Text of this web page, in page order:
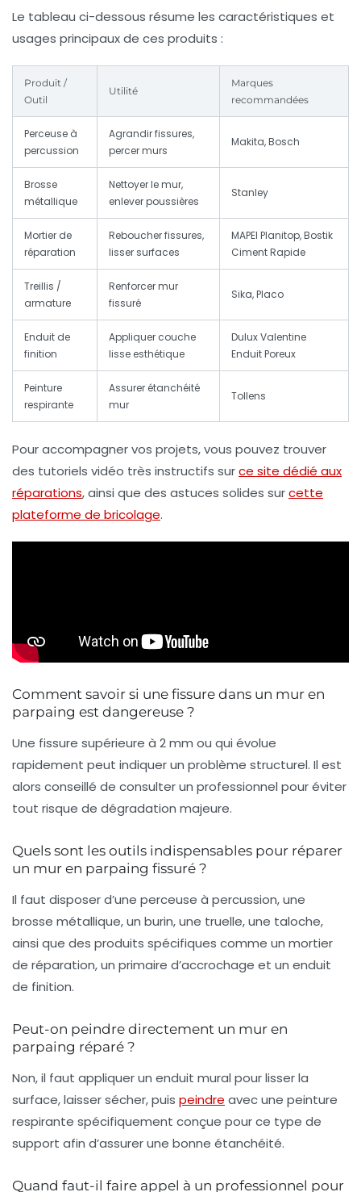
Le tableau ci-dessous résume les caractéristiques et
usages principaux de ces produits :
Produit /
Outil
Utilité
Marques
recommandées
Perceuse à
percussion
Agrandir fissures,
percer murs
Makita, Bosch
Brosse
métallique
Nettoyer le mur,
enlever poussières
Stanley
Mortier de
réparation
Reboucher fissures,
lisser surfaces
MAPEI Planitop, Bostik
Ciment Rapide
Treillis /
armature
Renforcer mur
fissuré
Sika, Placo
Enduit de
finition
Appliquer couche
lisse esthétique
Dulux Valentine
Enduit Poreux
Peinture
respirante
Assurer étanchéité
mur
Tollens
Pour accompagner vos projets, vous pouvez trouver
des tutoriels vidéo très instructifs surce site dédié aux
réparations, ainsi que des astuces solides surcette
plateforme de bricolage.
Comment savoir si une fissure dans un mur en
parpaing est dangereuse ?
Une fissure supérieure à 2 mm ou qui évolue
rapidement peut indiquer un problème structurel. Il est
alors conseillé de consulter un professionnel pour éviter
tout risque de dégradation majeure.
Quels sont les outils indispensables pour réparer
un mur en parpaing fissuré ?
Il faut disposer d’une perceuse à percussion, une
brosse métallique, un burin, une truelle, une taloche,
ainsi que des produits spécifiques comme un mortier
de réparation, un primaire d’accrochage et un enduit
de finition.
Peut-on peindre directement un mur en
parpaing réparé ?
Non, il faut appliquer un enduit mural pour lisser la
surface, laisser sécher, puis peindre avec une peinture
respirante spécifiquement conçue pour ce type de
support afin d’assurer une bonne étanchéité.
Quand faut-il faire appel à un professionnel pour